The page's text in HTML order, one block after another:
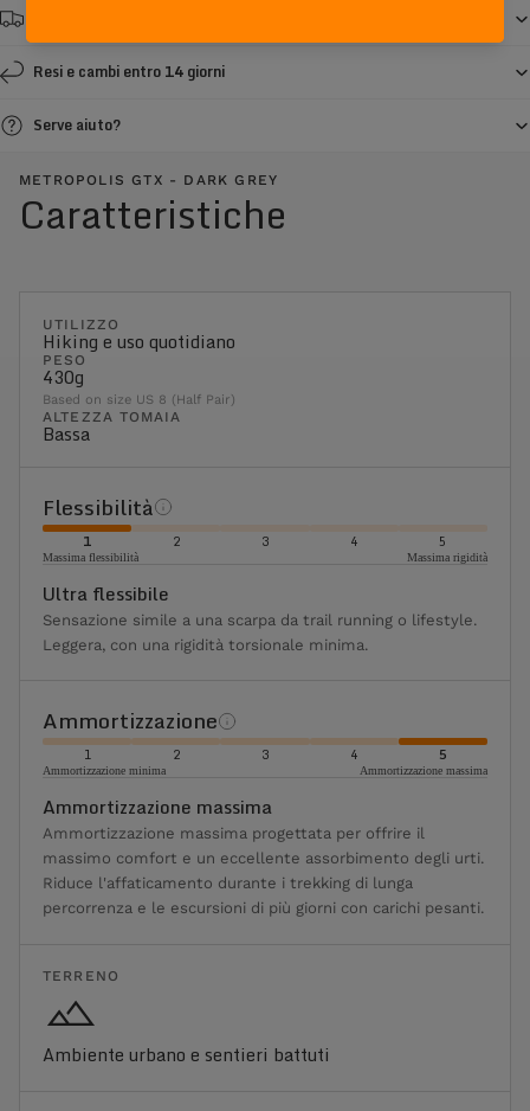
Resi e cambi entro 14 giorni
Serve aiuto?
METROPOLIS GTX - DARK GREY
Caratteristiche
UTILIZZO
Hiking e uso quotidiano
PESO
430g
Based on size US 8 (Half Pair)
ALTEZZA TOMAIA
Bassa
Flessibilità
1 2 3 4 5
Massima flessibilità Massima rigidità
Ultra flessibile
Sensazione simile a una scarpa da trail running o lifestyle.
Leggera, con una rigidità torsionale minima.
Ammortizzazione
1 2 3 4 5
Ammortizzazione minima Ammortizzazione massima
Ammortizzazione massima
Ammortizzazione massima progettata per offrire il
massimo comfort e un eccellente assorbimento degli urti.
Riduce l'affaticamento durante i trekking di lunga
percorrenza e le escursioni di più giorni con carichi pesanti.
TERRENO
Ambiente urbano e sentieri battuti